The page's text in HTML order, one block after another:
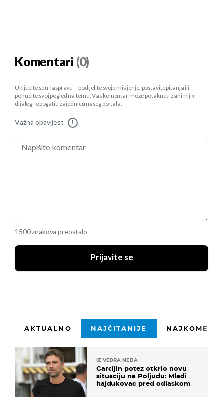
Komentari (0)
Uključite se u raspravu – podijelite svoje mišljenje, postavite pitanja ili
ponudite svoj pogled na temu. Vaš komentar može potaknuti zanimljiv
dijalog i obogatiti zajednicu našeg portala.
Važna obavijest !
1500 znakova preostalo
Prijavite se
AKTUALNO NAJČITANIJE
IZ VEDRA NEBA
Garcijin potez otkrio novu
situaciju na Poljudu: Mladi
hajdukovac pred odlaskom